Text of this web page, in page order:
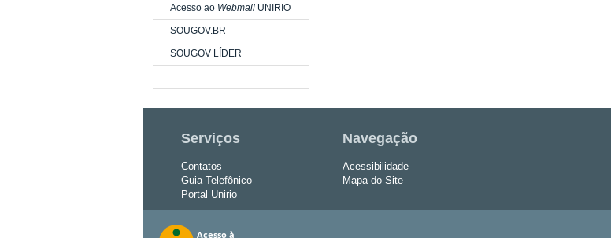
Acesso ao Webmail UNIRIO
SOUGOV.BR
SOUGOV LÍDER
Serviços
Contatos
Guia Telefônico
Portal Unirio
Navegação
Acessibilidade
Mapa do Site